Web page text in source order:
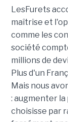
LesFurets
maîtrise et
comme les
société
millions de
Plus d'un
Mais nous
: augmenter
choisisse par